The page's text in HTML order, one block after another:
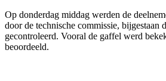
Op donderdag middag werden de
door de technische commissie, bijgestaan
gecontroleerd. Vooral de gaffel werd
beoordeeld.